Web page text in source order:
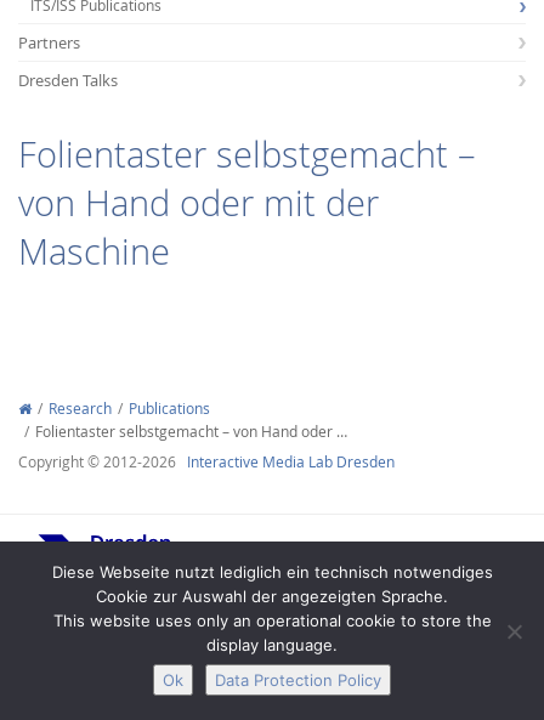
Facebook
Youtube
RSS
ITS/ISS Publications
Partners
Dresden Talks
Folientaster selbstgemacht –
von Hand oder mit der
Maschine
Research
Publications
Folientaster selbstgemacht – von Hand oder …
Copyright © 2012-2026 Interactive Media Lab Dresden
Legal Notice Privacy
Diese Webseite nutzt lediglich ein technisch notwendiges
Cookie zur Auswahl der angezeigten Sprache.
This website uses only an operational cookie to store the
display language.
Ok
Data Protection Policy